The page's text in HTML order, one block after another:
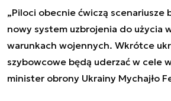
„Piloci obecnie ćwiczą scenariusze
nowy system uzbrojenia do użycia
warunkach wojennych. Wkrótce
szybowcowe będą uderzać w cele
minister obrony Ukrainy Mychajło